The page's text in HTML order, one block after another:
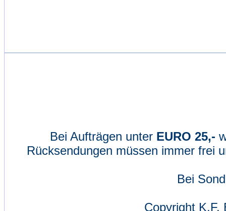
Bei Aufträgen unter EURO 25,-
Rücksendungen müssen immer frei
Bei
Copyright